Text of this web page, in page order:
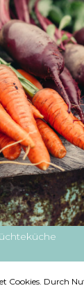
Cookies. Durch